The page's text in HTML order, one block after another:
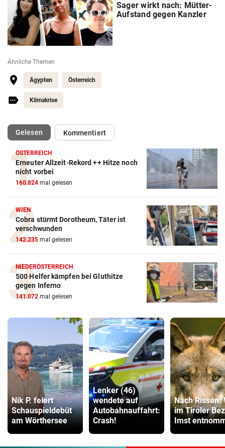
Sager wirkt nach: Mütter-
Aufstand gegen Kanzler
Ähnliche Themen
Ägypten Österreich
Klimakrise
Gelesen(ausgewählt)Kommentiert
ÖSTERREICH
Erneuter Allzeit-Rekord ++ Hitze noch
nicht vorbei
160.824 mal gelesen
WIEN
Cobra stürmt Dorotheum, Täter ist
verschwunden
142.235 mal gelesen
NIEDERÖSTERREICH
500 Helfer kämpfen bei Gluthitze
gegen Inferno
141.072 mal gelesen
Nik P. feiert
Schauspieldebüt
am Wörthersee
Lenker (46)
wendete auf
Autobahnauffahrt:
Crash!
Nach Rissen:
im Tiroler
Imst